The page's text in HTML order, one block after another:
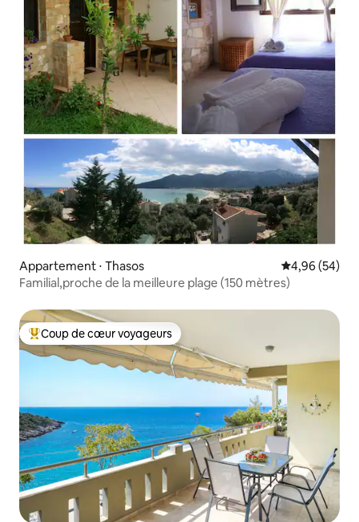
Appartement ⋅ Thasos Évaluation
4,96 (54)
Familial,proche de la meilleure plage (150 mètres)
Coups de cœur voyageurs les plus appréciés
Coup de cœur voyageurs